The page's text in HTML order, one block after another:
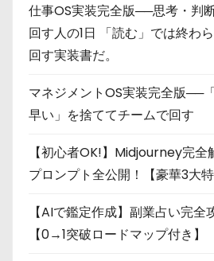
仕事OS実装完全版──思考・判
回す人の1日 「読む」では終わ
回す実装書だ。
マネジメントOS実装完全版──
早い」を捨ててチームで回す
【初心者OK!】Midjourney完全
プロンプト全公開！【豪華3大特
【AIで鑑定作成】副業占い完全
【0→1突破ロードマップ付き】